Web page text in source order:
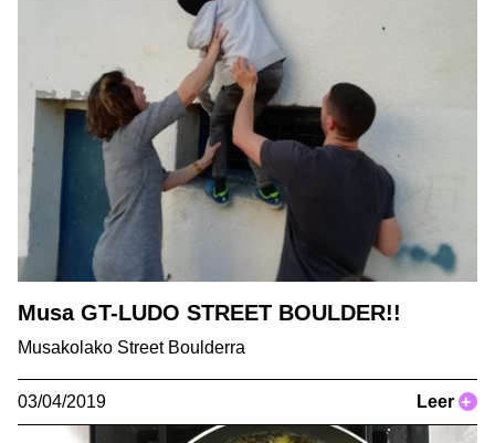
Musa GT-LUDO STREET BOULDER!!
Musakolako Street Boulderra
03/04/2019 Leer +